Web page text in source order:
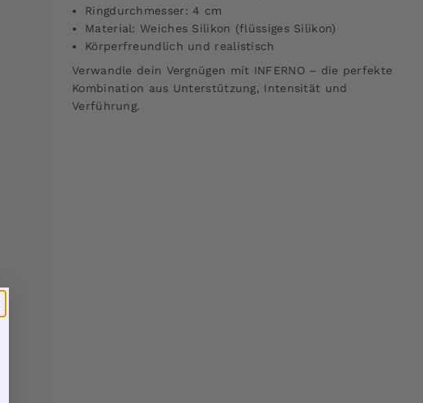
Ringdurchmesser: 4 cm
Material: Weiches Silikon (flüssiges Silikon)
Körperfreundlich und realistisch
Verwandle dein Vergnügen mit INFERNO – die perfekte
Kombination aus Unterstützung, Intensität und
Verführung.